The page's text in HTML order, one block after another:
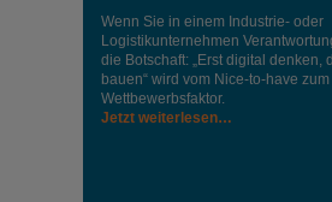
Wenn Sie in einem Industrie‑ oder
Logistikunternehmen
die Botschaft: „Erst digital denken,
bauen“ wird vom Nice‑to‑have zum
Wettbewerbsfaktor.
Jetzt weiterlesen…